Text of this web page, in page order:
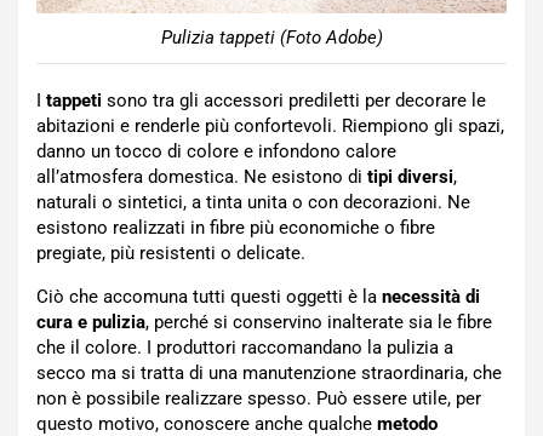
Pulizia tappeti (Foto Adobe)
I tappeti sono tra gli accessori prediletti per decorare le
abitazioni e renderle più confortevoli. Riempiono gli spazi,
danno un tocco di colore e infondono calore
all’atmosfera domestica. Ne esistono di tipi diversi,
naturali o sintetici, a tinta unita o con decorazioni. Ne
esistono realizzati in fibre più economiche o fibre
pregiate, più resistenti o delicate.
Ciò che accomuna tutti questi oggetti è la necessità di
cura e pulizia, perché si conservino inalterate sia le fibre
che il colore. I produttori raccomandano la pulizia a
secco ma si tratta di una manutenzione straordinaria, che
non è possibile realizzare spesso. Può essere utile, per
questo motivo, conoscere anche qualche metodo